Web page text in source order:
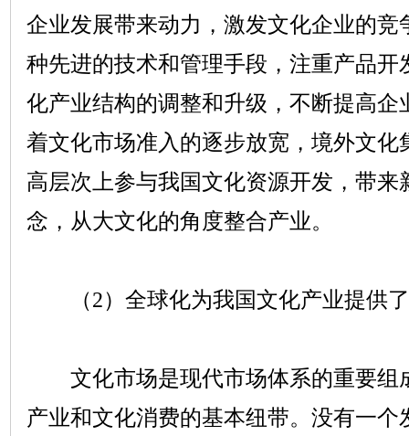
企业发展带来动力，激发文化企业的竞
种先进的技术和管理手段，注重产品开
化产业结构的调整和升级，不断提高企
着文化市场准入的逐步放宽，境外文化
高层次上参与我国文化资源开发，带来
念，从大文化的角度整合产业。
（2）全球化为我国文化产业提供
文化市场是现代市场体系的重要组
产业和文化消费的基本纽带。没有一个